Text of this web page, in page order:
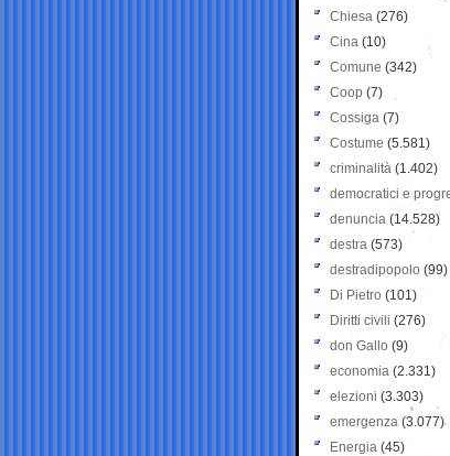
Chiesa (276)
Cina (10)
Comune (342)
Coop (7)
Cossiga (7)
Costume (5.581)
criminalità (1.402)
democratici e
denuncia (14.528)
destra (573)
destradipopolo (99)
Di Pietro (101)
Diritti civili (276)
don Gallo (9)
economia (2.331)
elezioni (3.303)
emergenza (3.077)
Energia (45)